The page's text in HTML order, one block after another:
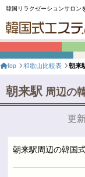
韓国リラクゼーションサロン
top 和歌山比較表 朝来
朝来駅 周辺の
更
朝来駅周辺の韓国